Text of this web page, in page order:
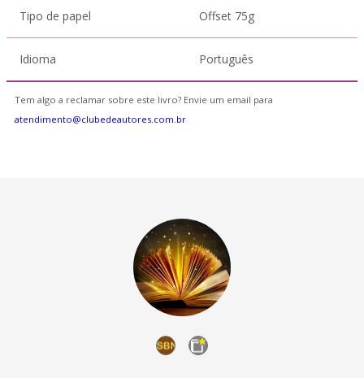
Tipo de papel Offset 75g
Idioma Português
Tem algo a reclamar sobre este livro? Envie um email para
atendimento@clubedeautores.com.br